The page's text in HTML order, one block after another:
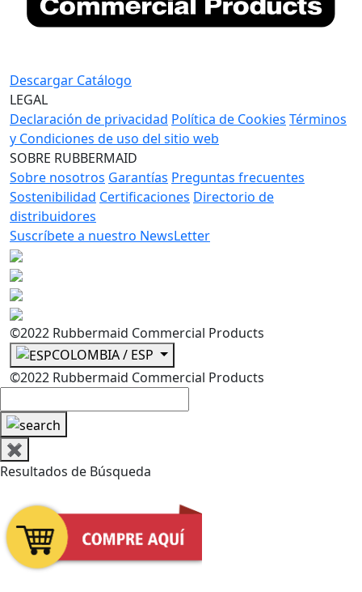
Descargar Catálogo
LEGAL
Declaración de privacidad Política de Cookies Términos
y Condiciones de uso del sitio web
SOBRE RUBBERMAID
Sobre nosotros Garantías Preguntas frecuentes
Sostenibilidad Certificaciones Directorio de
distribuidores
Suscríbete a nuestro NewsLetter
©2022 Rubbermaid Commercial Products
COLOMBIA / ESP
©2022 Rubbermaid Commercial Products
✖
Resultados de Búsqueda